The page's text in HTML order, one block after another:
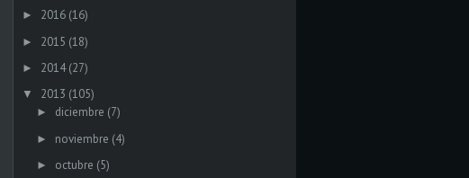
► 2016 (16)
► 2015 (18)
► 2014 (27)
▼ 2013 (105)
► diciembre (7)
► noviembre (4)
► octubre (5)